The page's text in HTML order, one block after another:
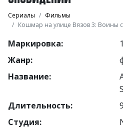
Сериалы
Фильмы
Кошмар на улице Вязов 3: Воины
Маркировка:
Жанр:
Название:
Длительность:
Студия: